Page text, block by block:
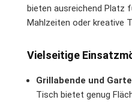
bieten ausreichend Platz
Mahlzeiten oder kreative
Vielseitige
Grillabende und
Tisch bietet genug